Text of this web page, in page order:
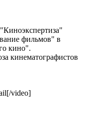
фильмов" в
кино".
кинематографистов
video]